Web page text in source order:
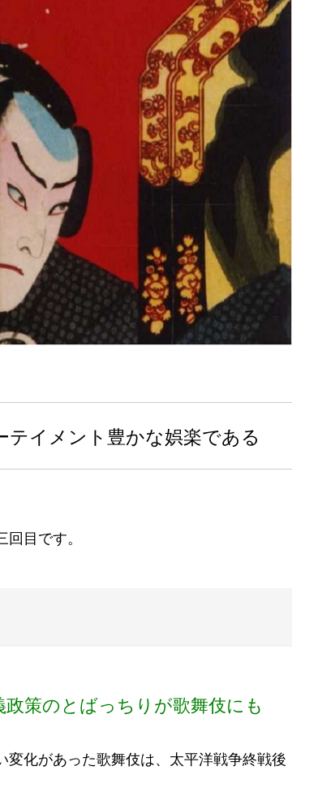
イメント豊かな娯楽である
目です。
策のとばっちりが歌舞伎にも
化があった歌舞伎は、太平洋戦争終戦後